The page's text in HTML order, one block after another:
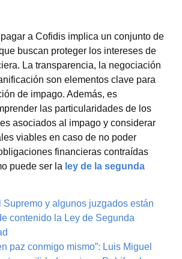
a Cofidis implica un conjunto de
buscan proteger los intereses de
La transparencia, la negociación
son elementos clave para
de impago. Además, es
las particularidades de los
asociados al impago y considerar
viables en caso de no poder
financieras contraídas
puede ser la ley de la segunda
Supremo y algunos juzgados están
contenido la Ley de Segunda
paz conmigo mismo”: Luis Miguel